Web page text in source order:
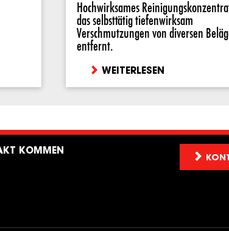
Hochwirksames
das selbsttätig tiefenwirksam
Verschmutzungen von diversen
entfernt.
WEITERLESEN
KOMMEN